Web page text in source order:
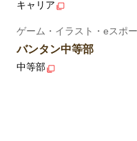
キャリア
ゲーム・イラスト・eスポ
バンタン中等部
中等部